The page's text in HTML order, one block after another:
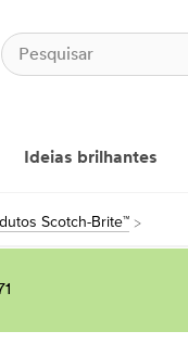
Ideias brilhantes
Scotch-Brite™